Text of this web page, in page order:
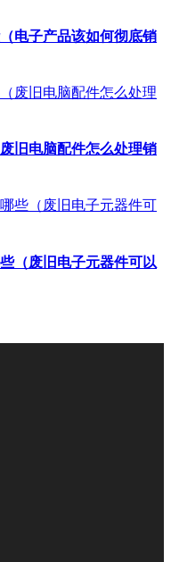
电子产品该如何彻底销
旧电脑配件怎么处理销
（废旧电子元器件可以